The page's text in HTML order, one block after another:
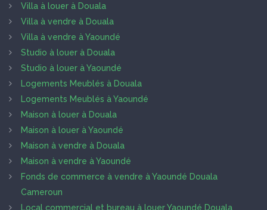
Villa à louer à Douala
Villa à vendre à Douala
Villa à vendre à Yaoundé
Studio à louer à Douala
Studio à louer à Yaoundé
Logements Meublés à Douala
Logements Meublés à Yaoundé
Maison à louer à Douala
Maison à louer à Yaoundé
Maison à vendre à Douala
Maison à vendre à Yaoundé
Fonds de commerce à vendre à Yaoundé Douala
Cameroun
Local commercial et bureau à louer Yaoundé Douala